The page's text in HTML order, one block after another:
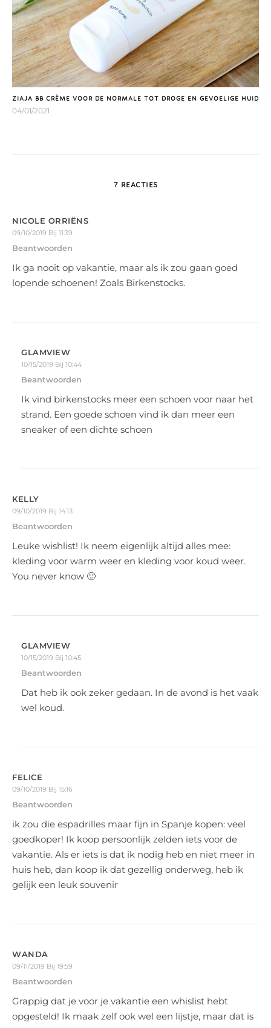
ZIAJA BB CRÈME VOOR DE NORMALE TOT DROGE EN GEVOELIGE HUID
04/01/2021
7 REACTIES
NICOLE ORRIËNS
09/10/2019 Bij 11:39
Beantwoorden
Ik ga nooit op vakantie, maar als ik zou gaan goed
lopende schoenen! Zoals Birkenstocks.
GLAMVIEW
10/15/2019 Bij 10:44
Beantwoorden
Ik vind birkenstocks meer een schoen voor naar het
strand. Een goede schoen vind ik dan meer een
sneaker of een dichte schoen
KELLY
09/10/2019 Bij 14:13
Beantwoorden
Leuke wishlist! Ik neem eigenlijk altijd alles mee:
kleding voor warm weer en kleding voor koud weer.
You never know 🙂
GLAMVIEW
10/15/2019 Bij 10:45
Beantwoorden
Dat heb ik ook zeker gedaan. In de avond is het vaak
wel koud.
FELICE
09/10/2019 Bij 15:16
Beantwoorden
ik zou die espadrilles maar fijn in Spanje kopen: veel
goedkoper! Ik koop persoonlijk zelden iets voor de
vakantie. Als er iets is dat ik nodig heb en niet meer in
huis heb, dan koop ik dat gezellig onderweg, heb ik
gelijk een leuk souvenir
WANDA
09/11/2019 Bij 19:59
Beantwoorden
Grappig dat je voor je vakantie een whislist hebt
opgesteld! Ik maak zelf ook wel een lijstje, maar dat is